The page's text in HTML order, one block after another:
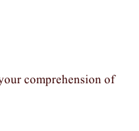
comprehension of